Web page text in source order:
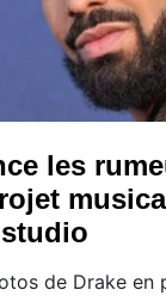
les
de Drake en